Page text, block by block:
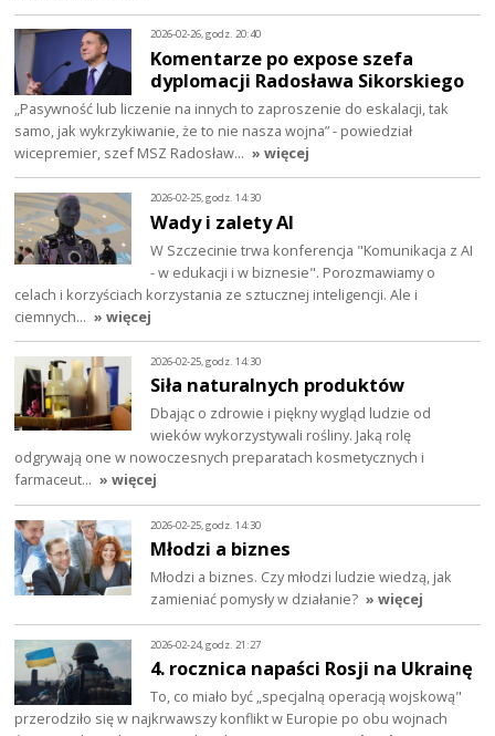
2026-02-26, godz. 20:40
Komentarze po expose szefa
dyplomacji Radosława Sikorskiego
„Pasywność lub liczenie na innych to zaproszenie do eskalacji, tak
samo, jak wykrzykiwanie, że to nie nasza wojna” - powiedział
wicepremier, szef MSZ Radosław… » więcej
2026-02-25, godz. 14:30
Wady i zalety AI
W Szczecinie trwa konferencja "Komunikacja z AI
- w edukacji i w biznesie". Porozmawiamy o
celach i korzyściach korzystania ze sztucznej inteligencji. Ale i
ciemnych… » więcej
2026-02-25, godz. 14:30
Siła naturalnych produktów
Dbając o zdrowie i piękny wygląd ludzie od
wieków wykorzystywali rośliny. Jaką rolę
odgrywają one w nowoczesnych preparatach kosmetycznych i
farmaceut… » więcej
2026-02-25, godz. 14:30
Młodzi a biznes
Młodzi a biznes. Czy młodzi ludzie wiedzą, jak
zamieniać pomysły w działanie? » więcej
2026-02-24, godz. 21:27
4. rocznica napaści Rosji na Ukrainę
To, co miało być „specjalną operacją wojskową"
przerodziło się w najkrwawszy konflikt w Europie po obu wojnach